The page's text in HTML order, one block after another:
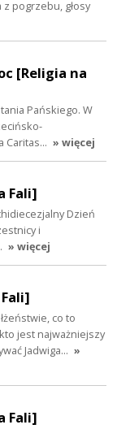
z pogrzebu, głosy
[Religia na
Pańskiego. W
Caritas… » więcej
Fali]
Dzień
i
» więcej
co to
jest najważniejszy
Jadwiga… »
Fali]